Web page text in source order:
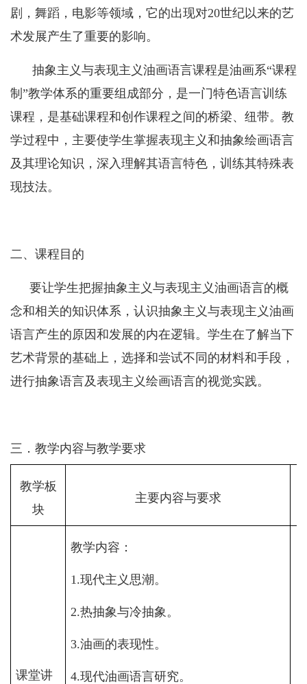
剧，舞蹈，电影等领域，它的出现对20世纪以来的艺
术发展产生了重要的影响。
抽象主义与表现主义油画语言课程是油画系“课程
制”教学体系的重要组成部分，是一门特色语言训练
课程，是基础课程和创作课程之间的桥梁、纽带。教
学过程中，主要使学生掌握表现主义和抽象绘画语言
及其理论知识，深入理解其语言特色，训练其特殊表
现技法。
二、课程目的
要让学生把握抽象主义与表现主义油画语言的概
念和相关的知识体系，认识抽象主义与表现主义油画
语言产生的原因和发展的内在逻辑。学生在了解当下
艺术背景的基础上，选择和尝试不同的材料和手段，
进行抽象语言及表现主义绘画语言的视觉实践。
三． 教学内容与教学要求
教学板
块
主要内容与要求
课堂讲
教学内容：
1.现代主义思潮。
2.热抽象与冷抽象。
3.油画的表现性。
4.现代油画语言研究。